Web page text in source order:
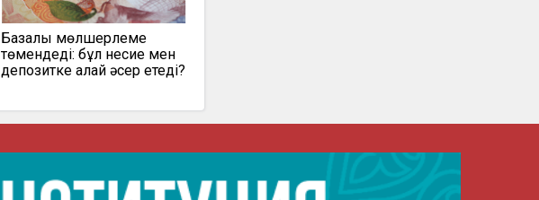
Базалық мөлшерлеме
төмендеді: бұл несие мен
депозитке қалай әсер етеді?